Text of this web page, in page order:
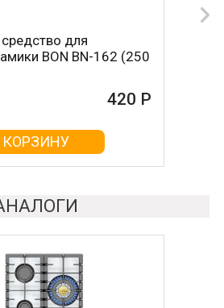
для
BON BN-162 (250
420 Р
КОРЗИНУ
ухода за
BON BN-603
КОРЗИНУ